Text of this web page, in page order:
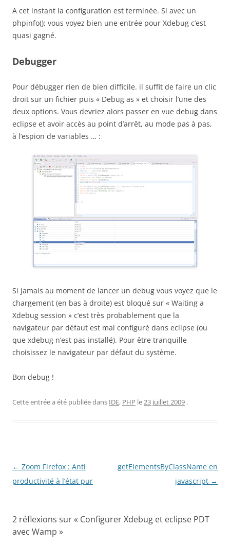
A cet instant la configuration est terminée. Si avec un
phpinfo(); vous voyez bien une entrée pour Xdebug c’est
quasi gagné.
Debugger
Pour débugger rien de bien difficile. il suffit de faire un clic
droit sur un fichier puis « Debug as » et choisir l’une des
deux options. Vous devriez alors passer en vue debug dans
eclipse et avoir accès au point d’arrêt, au mode pas à pas,
à l’espion de variables … :
Si jamais au moment de lancer un debug vous voyez que le
chargement (en bas à droite) est bloqué sur « Waiting a
Xdebug session » c’est très probablement que la
navigateur par défaut est mal configuré dans eclipse (ou
que xdebug n’est pas installé). Pour être tranquille
choisissez le navigateur par défaut du système.
Bon debug !
Cette entrée a été publiée dans IDE, PHP le23 juillet 2009 .
Navigation
des
← Zoom Firefox : Anti
productivité à l’état pur
getElementsByClassName en
javascript →
2 réflexions sur « Configurer Xdebug et eclipse PDT
avec Wamp »